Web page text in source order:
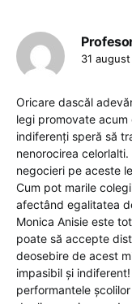
31
Oricare dascăl
legi promovate acum
indiferenți speră să
nenorocirea
negocieri pe aceste
Cum pot marile
afectând egalitatea
Monica Anisie este
poate să accepte
deosebire de acest
impasibil și
performantele